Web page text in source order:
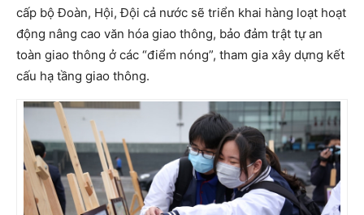
cấp bộ Đoàn, Hội, Đội cả nước sẽ triển khai hàng loạt hoạt
động nâng cao văn hóa giao thông, bảo đảm trật tự an
toàn giao thông ở các “điểm nóng”, tham gia xây dựng kết
cấu hạ tầng giao thông.